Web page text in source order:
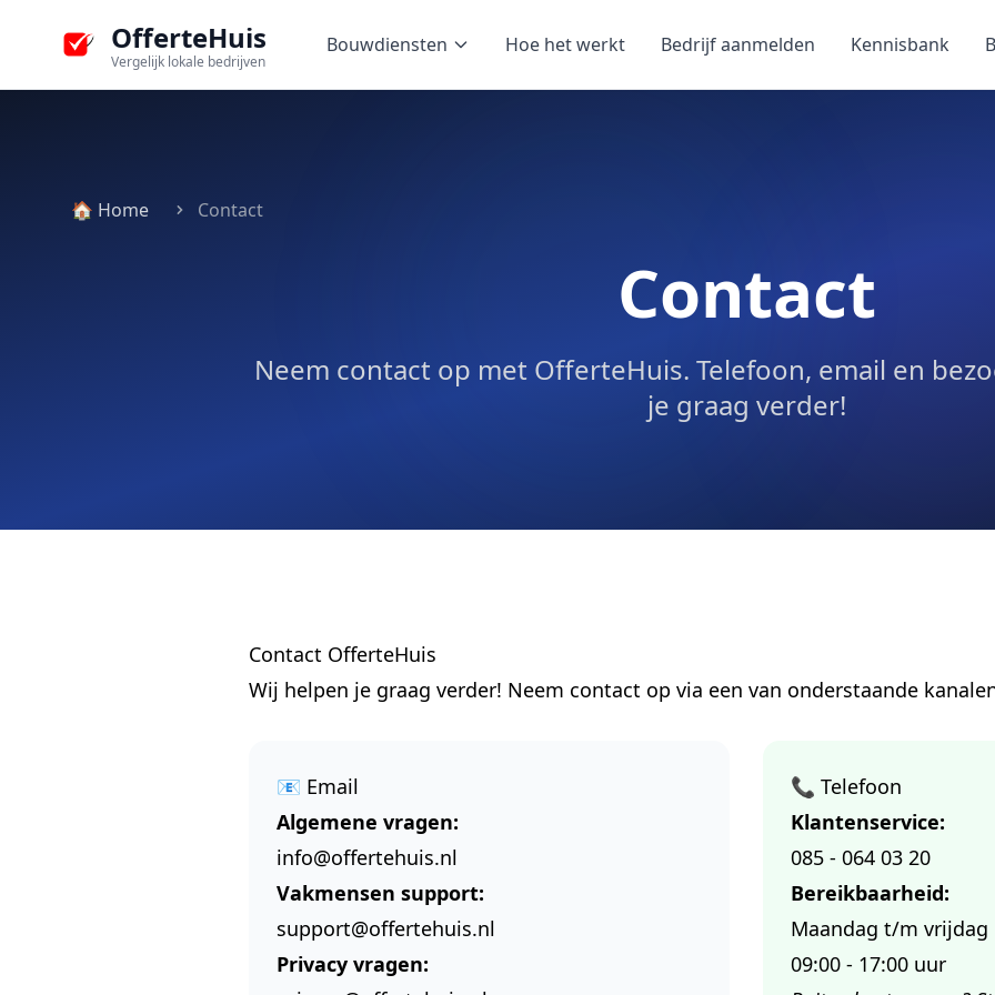
OfferteHuis
Vergelijk lokale bedrijven
Bouwdiensten Hoe het werkt Bedrijf aanmelden Kennisbank
🏠 Home Contact
Contact
Neem contact op met OfferteHuis. Telefoon, email en
je graag verder!
Contact OfferteHuis
Wij helpen je graag verder! Neem contact op via een van onderstaande
📧 Email
Algemene vragen:
info@offertehuis.nl
Vakmensen support:
support@offertehuis.nl
Privacy vragen:
📞 Telefoon
Klantenservice:
085 - 064 03 20
Bereikbaarheid:
Maandag t/m vrijdag
09:00 - 17:00 uur